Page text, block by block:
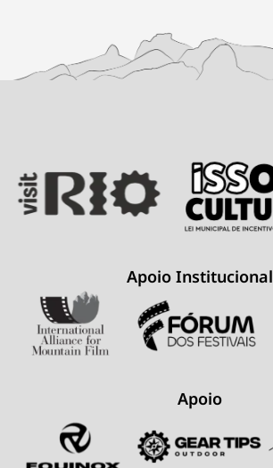
Apoio Institucional
Apoio